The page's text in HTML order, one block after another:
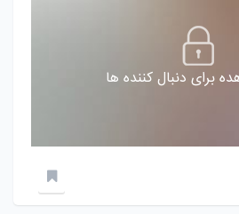
برای دنبال کننده ها